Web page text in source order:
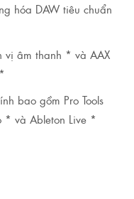
hóa DAW tiêu chuẩn
vị âm thanh * và AAX
bao gồm Pro Tools
và Ableton Live *